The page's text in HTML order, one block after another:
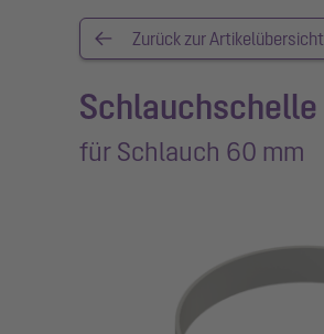
Zurück zur Artikelübersicht
Schlauchschelle
für Schlauch 60 mm